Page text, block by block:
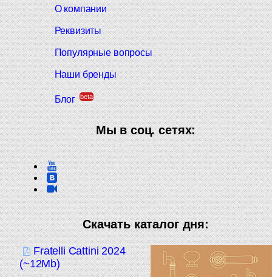
О компании
Реквизиты
Популярные вопросы
Наши бренды
Блог beta
Мы в соц. сетях:
Скачать каталог дня:
Fratelli Cattini 2024
(~12Mb)